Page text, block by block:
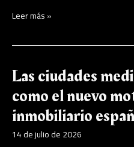
Leer más »
Las ciudades
como el nuevo
inmobiliario
14 de julio de 2026
Las
ciudades
medianas
se
consolidan
como